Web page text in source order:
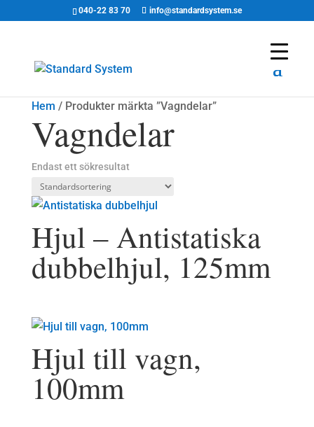
040-22 83 70 info@standardsystem.se
Hem / Produkter märkta ”Vagndelar”
Vagndelar
Endast ett sökresultat
Hjul – Antistatiska
dubbelhjul, 125mm
Hjul till vagn,
100mm